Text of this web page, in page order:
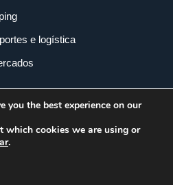
e logística
you the best experience on our
which cookies we are using or
.